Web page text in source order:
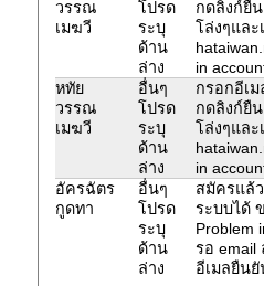
วรรณ
เมฆวี
โปรด
ระบุ
ด้าน
ล่าง
กดลิงก์ยื
โล่งๆและ
in
หทัย
วรรณ
เมฆวี
อื่นๆ
โปรด
ระบุ
ด้าน
ล่าง
กรอกอีเ
กดลิงก์ยื
โล่งๆและ
in
อัครฉัตร
กูดทา
อื่นๆ
โปรด
ระบุ
ด้าน
ล่าง
สมัครแล้
ระบบได้
Problem
รอ email
อีเมลยืน